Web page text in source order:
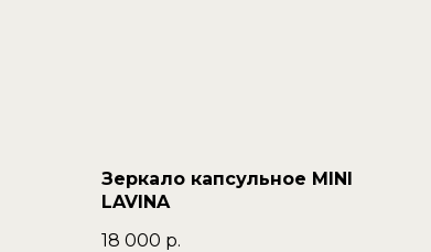
Зеркало капсульное MINI
LAVINA
18 000 р.